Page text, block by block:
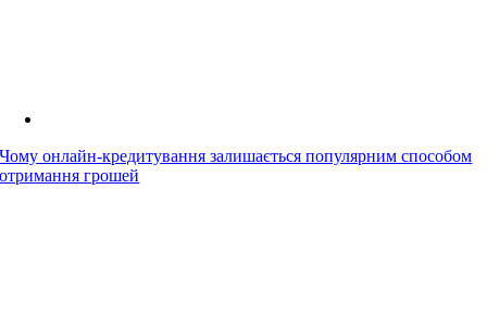
Чому онлайн-кредитування залишається популярним способом
отримання грошей